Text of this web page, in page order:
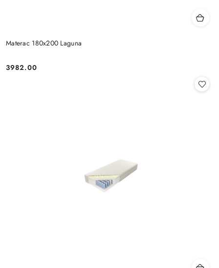
Materac 180x200 Laguna
Cena:
3982.00